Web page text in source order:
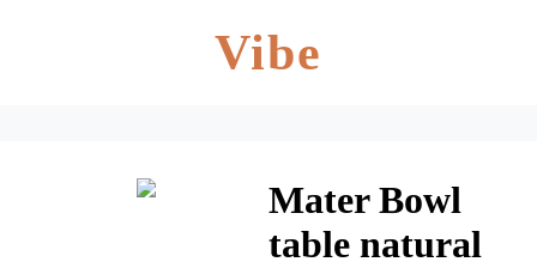
Vibe
Mater Bowl
table natural